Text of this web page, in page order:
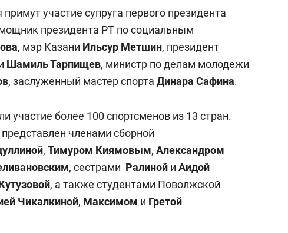
участие супруга первого президента
президента РТ по социальным
, мэр Казани Ильсур Метшин, президент
Шамиль Тарпищев, министр по делам молодежи
, заслуженный мастер спорта Динара Сафина.
участие более 100 спортсменов из 13 стран.
членами сборной
, Тимуром Киямовым, Александром
, сестрами Ралиной и Аидой
, а также студентами Поволжской
Чикалкиной, Максимом и Гретой
состоянием как основа
антихрупких команд